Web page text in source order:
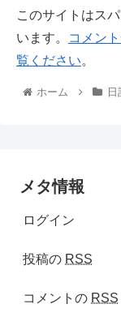
このサイトはス
います。
コメン
覧ください。
ホーム 日
メタ情報
ログイン
投稿の RSS
コメントの RSS